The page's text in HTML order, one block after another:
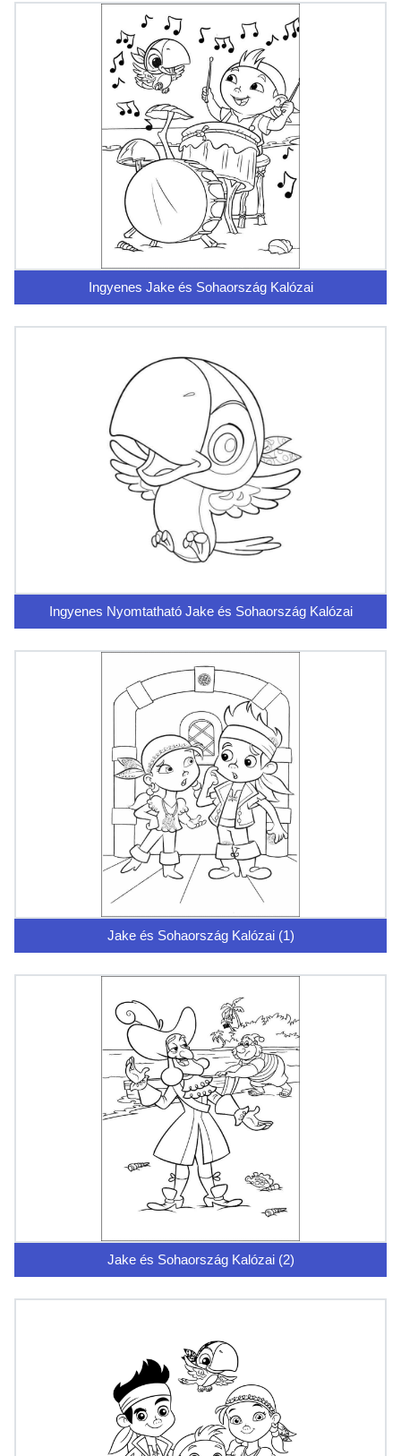
Ingyenes Jake és Sohaország Kalózai
Ingyenes Nyomtatható Jake és Sohaország Kalózai
Jake és Sohaország Kalózai (1)
Jake és Sohaország Kalózai (2)